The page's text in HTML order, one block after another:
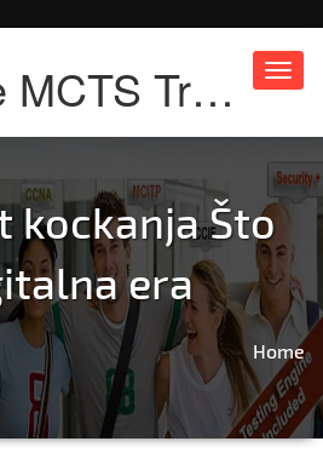
Free Online MCTS Training
kockanja Što
era
Home